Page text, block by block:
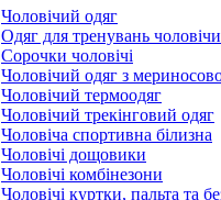
Чоловічий одяг
Одяг для тренувань
Сорочки чоловічі
Чоловічий одяг з
Чоловічий термоодяг
Чоловічий трекінговий одяг
Чоловіча спортивна білизна
Чоловічі дощовики
Чоловічі комбінезони
Чоловічі куртки, пальта та